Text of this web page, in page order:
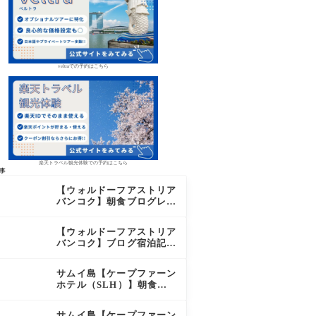
veltraでの予約はこちら
楽天トラベル観光体験での予約はこちら
【ウォルドーフアストリア
バンコク】朝食ブログレビ
ー&豊富なビュッフェを2
日間徹底レポ
【ウォルドーフアストリア
バンコク】ブログ宿泊記｜
ダイヤモンド特典まとめ
サムイ島【ケープファーン
ホテル（SLH）】朝食ブ
×至福のセミビュッフェを